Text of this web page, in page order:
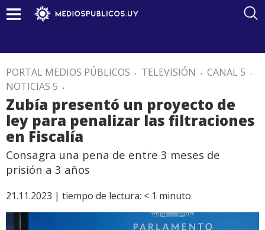
PORTAL MEDIOS PÚBLICOS . TELEVISIÓN . CANAL 5 .
NOTICIAS 5 .
Zubía presentó un proyecto de
ley para penalizar las filtraciones
en Fiscalía
Consagra una pena de entre 3 meses de
prisión a 3 años
21.11.2023 | tiempo de lectura: < 1 minuto